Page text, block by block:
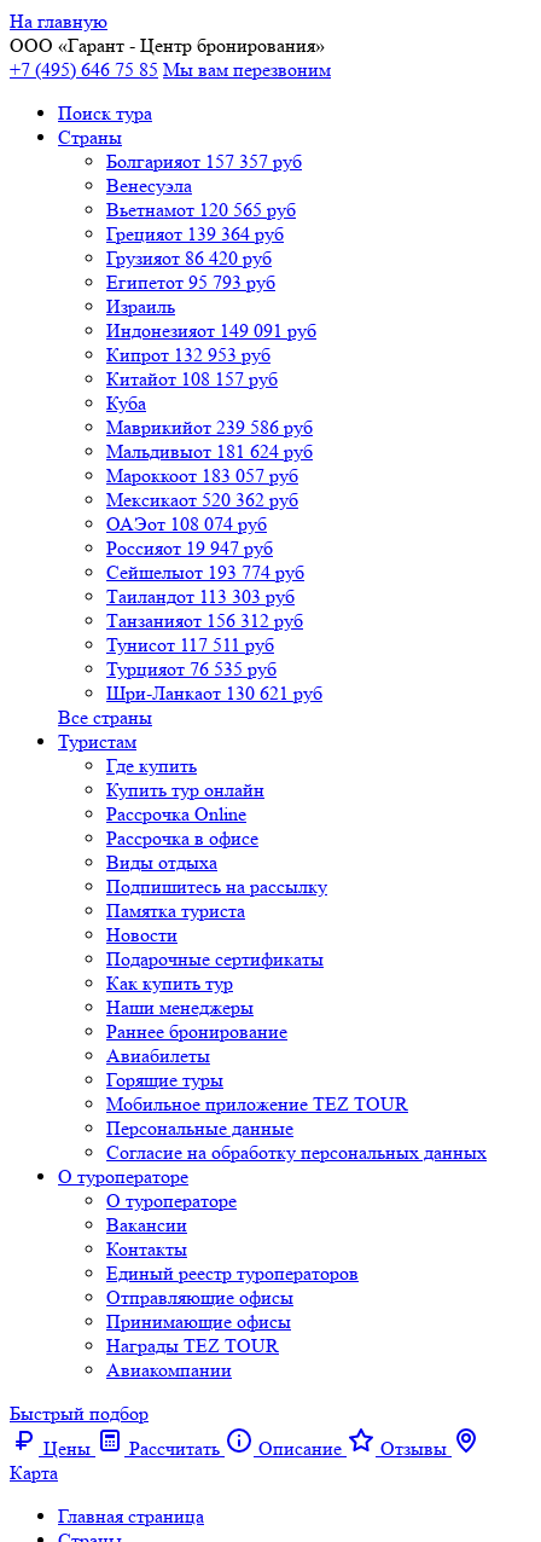
На главную
ООО «Гарант - Центр бронирования»
+7 (495) 646 75 85 Мы вам перезвоним
Поиск тура
Cтраны
Болгарияот 157 357 руб
Венесуэла
Вьетнамот 120 565 руб
Грецияот 139 364 руб
Грузияот 86 420 руб
Египетот 95 793 руб
Израиль
Индонезияот 149 091 руб
Кипрот 132 953 руб
Китайот 108 157 руб
Куба
Маврикийот 239 586 руб
Мальдивыот 181 624 руб
Мароккоот 183 057 руб
Мексикаот 520 362 руб
ОАЭот 108 074 руб
Россияот 19 947 руб
Сейшелыот 193 774 руб
Таиландот 113 303 руб
Танзанияот 156 312 руб
Тунисот 117 511 руб
Турцияот 76 535 руб
Шри-Ланкаот 130 621 руб
Все страны
Туристам
Где купить
Купить тур онлайн
Рассрочка Online
Рассрочка в офисе
Виды отдыха
Подпишитесь на рассылку
Памятка туриста
Новости
Подарочные сертификаты
Как купить тур
Наши менеджеры
Раннее бронирование
Авиабилеты
Горящие туры
Мобильное приложение TEZ TOUR
Персональные данные
Согласие на обработку персональных данных
О туроператоре
О туроператоре
Вакансии
Контакты
Единый реестр туроператоров
Отправляющие офисы
Принимающие офисы
Награды TEZ TOUR
Авиакомпании
Быстрый подбор
Цены
Рассчитать Описание
Отзывы
Карта
Главная страница